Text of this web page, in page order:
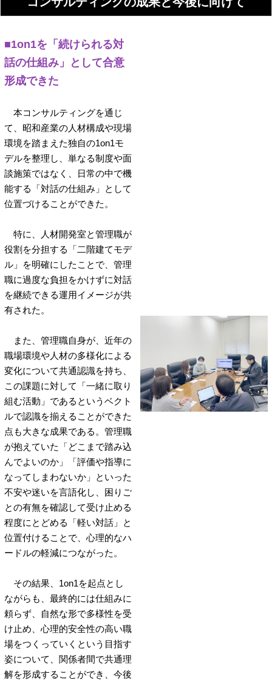
■1on1を「続けられる対
話の仕組み」として合意
形成できた
本コンサルティングを通じ
て、昭和産業の人材構成や現場
環境を踏まえた独自の1on1モ
デルを整理し、単なる制度や面
談施策ではなく、日常の中で機
能する「対話の仕組み」として
位置づけることができた。
特に、人材開発室と管理職が
役割を分担する「二階建てモデ
ル」を明確にしたことで、管理
職に過度な負担をかけずに対話
を継続できる運用イメージが共
有された。
また、管理職自身が、近年の
職場環境や人材の多様化による
変化について共通認識を持ち、
この課題に対して「一緒に取り
組む活動」であるというベクト
ルで認識を揃えることができた
点も大きな成果である。管理職
が抱えていた「どこまで踏み込
んでよいのか」「評価や指導に
なってしまわないか」といった
不安や迷いを言語化し、困りご
との有無を確認して受け止める
程度にとどめる「軽い対話」と
位置付けることで、心理的なハ
ードルの軽減につながった。
その結果、1on1を起点とし
ながらも、最終的には仕組みに
頼らず、自然な形で多様性を受
け止め、心理的安全性の高い職
場をつくっていくという目指す
姿について、関係者間で共通理
解を形成することができ、今後